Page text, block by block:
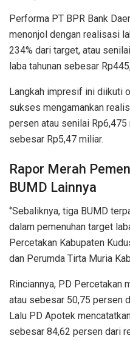
Performa PT BPR Bank
menonjol dengan realisasi
234% dari target, atau
laba tahunan sebesar
Langkah impresif ini diikuti
sukses mengamankan
persen atau senilai
sebesar Rp5,47 miliar.
Rapor Merah
BUMD Lainnya
‘’Sebaliknya, tiga BUMD
dalam pemenuhan target
Percetakan Kabupaten
dan Perumda Tirta Muria
Rinciannya, PD Percetakan
atau sebesar 50,75 persen
Lalu PD Apotek
sebesar 84,62 persen dari